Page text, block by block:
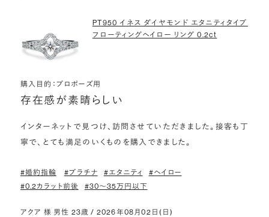
PT950 イネス ダイヤモンド エタニティタイプ
フローティングヘイロー リング 0.2ct
購入目的：プロポーズ用
存在感が素晴らしい
インターネットで見つけ、訪問させていただきました。接客も丁
寧で、とても満足のいくものを購入できました。
#婚約指輪 #プラチナ #エタニティ
#ヘイロー
#0.2カラット前後
#30〜35万円以下
アクア 様 男性 23歳 / 2026年08月02日(日)